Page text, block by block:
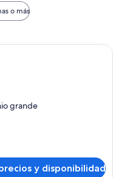
o más
de hotel con una cama
grande
y disponibilidad